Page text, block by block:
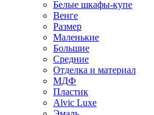
Белые шкафы-купе
Венге
Размер
Маленькие
Большие
Средние
Отделка и материал
МДФ
Пластик
Alvic Luxe